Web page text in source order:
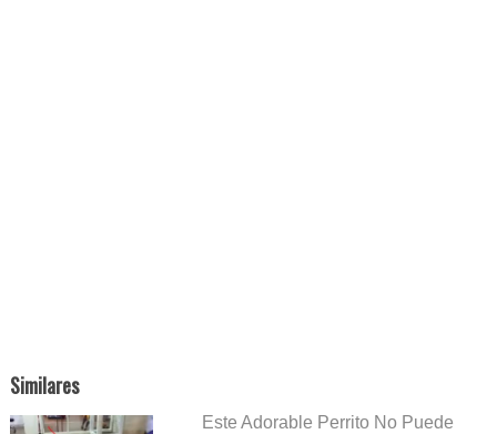
Similares
Este Adorable Perrito No Puede